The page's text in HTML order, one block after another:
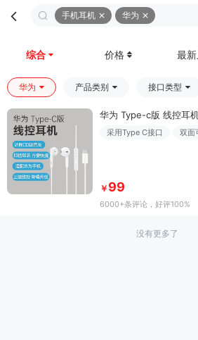
手机耳机 华为
综合 价格 最
华为 产品类别 接口类型
华为 Type-c版 线控耳
采用Type C接口 双面
￥ 99
6000+条评论 ，好评100%
没有更多了